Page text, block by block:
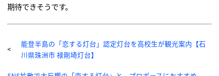
期待できそうです。
能登半島の「恋する灯台」認定灯台を高校生が観光案内【石
川県珠洲市 禄剛埼灯台】